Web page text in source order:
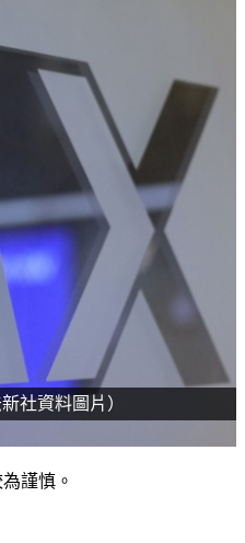
社資料圖片）
謹慎。